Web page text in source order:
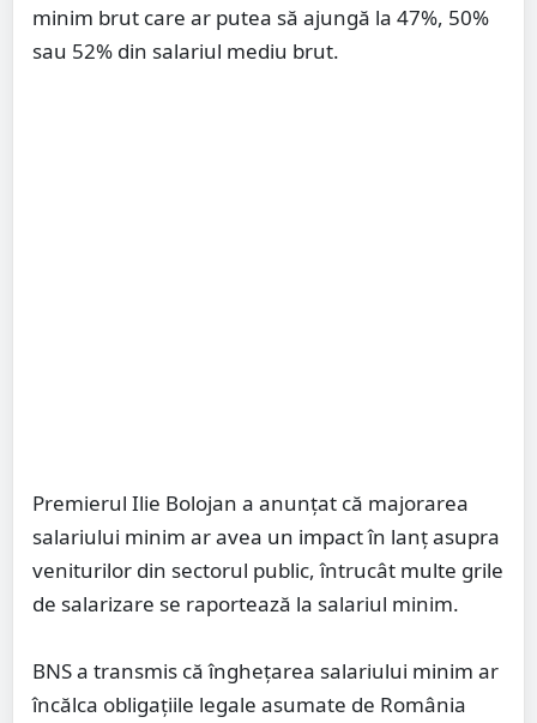
minim brut care ar putea să ajungă la 47%, 50%
sau 52% din salariul mediu brut.
Premierul Ilie Bolojan a anunțat că majorarea
salariului minim ar avea un impact în lanț asupra
veniturilor din sectorul public, întrucât multe grile
de salarizare se raportează la salariul minim.
BNS a transmis că înghețarea salariului minim ar
încălca obligațiile legale asumate de România